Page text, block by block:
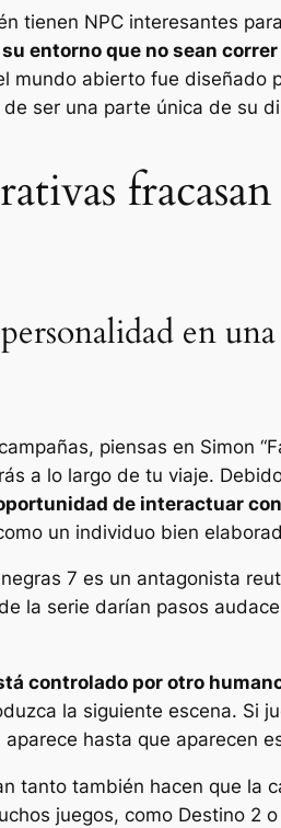
tienen NPC interesantes
entorno que no sean correr
mundo abierto fue diseñado
ser una parte única de su
en
piensas en Simon
a lo largo de tu viaje.
de interactuar
un individuo bien
7 es un antagonista
la serie darían pasos
controlado por otro
la siguiente escena. Si
hasta que aparecen
tanto también hacen que la
juegos, como Destino 2 o